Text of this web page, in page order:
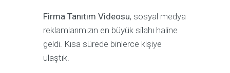
Firma Tanıtım Videosu, sosyal medya
reklamlarımızın en büyük silahı haline
geldi. Kısa sürede binlerce kişiye
ulaştık.